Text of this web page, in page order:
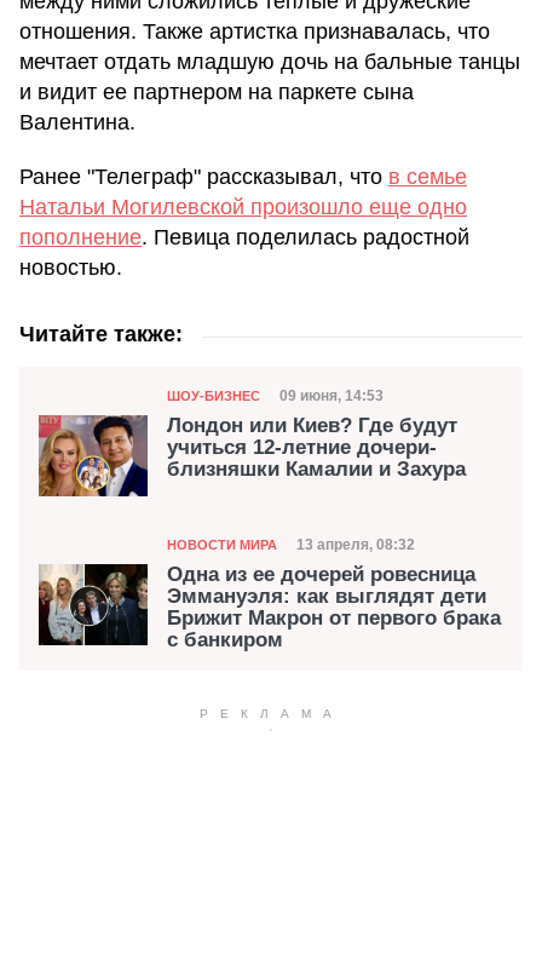
отношения. Также артистка признавалась, что
мечтает отдать младшую дочь на бальные танцы
и видит ее партнером на паркете сына
Валентина.
Ранее "Телеграф" рассказывал, что в семье
Натальи Могилевской произошло еще одно
пополнение. Певица поделилась радостной
новостью.
Читайте также:
Категория
ШОУ-БИЗНЕС Дата публикации
09 июня, 14:53
Лондон или Киев? Где будут
учиться 12-летние дочери-
близняшки Камалии и Захура
Категория
НОВОСТИ МИРА Дата публикации
13 апреля, 08:32
Одна из ее дочерей ровесница
Эммануэля: как выглядят дети
Брижит Макрон от первого брака
с банкиром